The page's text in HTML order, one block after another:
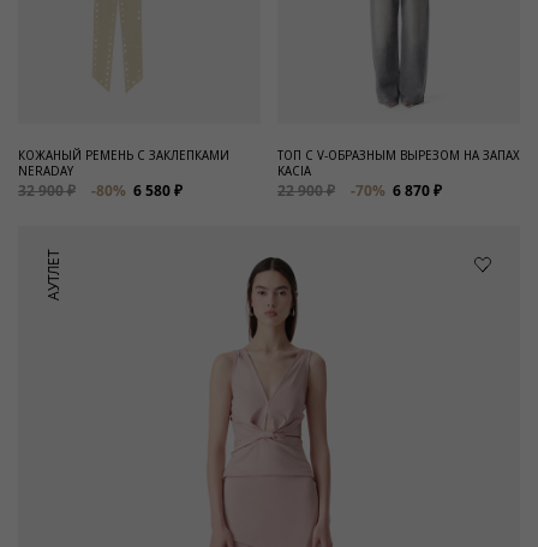
КОЖАНЫЙ РЕМЕНЬ С ЗАКЛЕПКАМИ
NERADAY
32 900 ₽ -80% 6 580 ₽
ТОП С V-ОБРАЗНЫМ ВЫРЕЗОМ НА ЗАПАХ
KACIA
22 900 ₽ -70% 6 870 ₽
АУТЛЕТ